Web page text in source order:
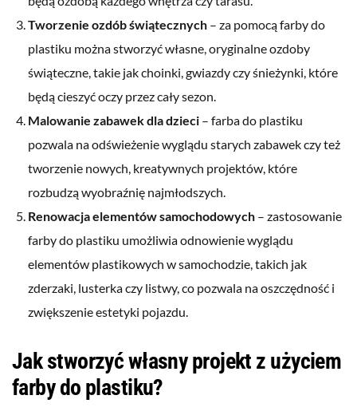
Tworzenie ozdób świątecznych – za pomocą farby do
plastiku można stworzyć własne, oryginalne ozdoby
świąteczne, takie jak choinki, gwiazdy czy śnieżynki, które
będą cieszyć oczy przez cały sezon.
Malowanie zabawek dla dzieci – farba do plastiku
pozwala na odświeżenie wyglądu starych zabawek czy też
tworzenie nowych, kreatywnych projektów, które
rozbudzą wyobraźnię najmłodszych.
Renowacja elementów samochodowych – zastosowanie
farby do plastiku umożliwia odnowienie wyglądu
elementów plastikowych w samochodzie, takich jak
zderzaki, lusterka czy listwy, co pozwala na oszczędność i
zwiększenie estetyki pojazdu.
Jak stworzyć własny projekt z użyciem
farby do plastiku?